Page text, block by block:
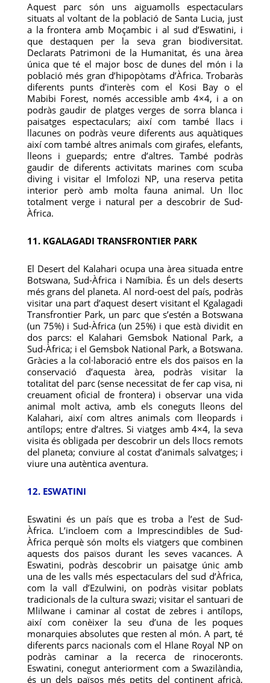
Aquest parc són uns aiguamolls espectaculars
situats al voltant de la població de Santa Lucia, just
a la frontera amb Moçambic i al sud d’Eswatini, i
que destaquen per la seva gran biodiversitat.
Declarats Patrimoni de la Humanitat, és una àrea
única que té el major bosc de dunes del món i la
població més gran d’hipopòtams d’Àfrica. Trobaràs
diferents punts d’interès com el Kosi Bay o el
Mabibi Forest, només accessible amb 4×4, i a on
podràs gaudir de platges verges de sorra blanca i
paisatges espectaculars; així com també llacs i
llacunes on podràs veure diferents aus aquàtiques
així com també altres animals com girafes, elefants,
lleons i guepards; entre d’altres. També podràs
gaudir de diferents activitats marines com scuba
diving i visitar el Imfolozi NP, una reserva petita
interior però amb molta fauna animal. Un lloc
totalment verge i natural per a descobrir de Sud-
Àfrica.
11. KGALAGADI TRANSFRONTIER PARK
El Desert del Kalahari ocupa una àrea situada entre
Botswana, Sud-Àfrica i Namíbia. És un dels deserts
més grans del planeta. Al nord-oest del país, podràs
visitar una part d’aquest desert visitant el Kgalagadi
Transfrontier Park, un parc que s’estén a Botswana
(un 75%) i Sud-Àfrica (un 25%) i que està dividit en
dos parcs: el Kalahari Gemsbok National Park, a
Sud-Àfrica; i el Gemsbok National Park, a Botswana.
Gràcies a la col·laboració entre els dos països en la
conservació d’aquesta àrea, podràs visitar la
totalitat del parc (sense necessitat de fer cap visa, ni
creuament oficial de frontera) i observar una vida
animal molt activa, amb els coneguts lleons del
Kalahari, així com altres animals com lleopards i
antílops; entre d’altres. Si viatges amb 4×4, la seva
visita és obligada per descobrir un dels llocs remots
del planeta; conviure al costat d’animals salvatges; i
viure una autèntica aventura.
12. ESWATINI
Eswatini és un país que es troba a l’est de Sud-
Àfrica. L’incloem com a Imprescindibles de Sud-
Àfrica perquè són molts els viatgers que combinen
aquests dos països durant les seves vacances. A
Eswatini, podràs descobrir un paisatge únic amb
una de les valls més espectaculars del sud d’Àfrica,
com la vall d’Ezulwini, on podràs visitar poblats
tradicionals de la cultura swazi; visitar el santuari de
Mlilwane i caminar al costat de zebres i antílops,
així com conèixer la seu d’una de les poques
monarquies absolutes que resten al món. A part, té
diferents parcs nacionals com el Hlane Royal NP on
podràs caminar a la recerca de rinoceronts.
Eswatini, conegut anteriorment com a Swazilàndia,
és un dels països més petits del continent africà,